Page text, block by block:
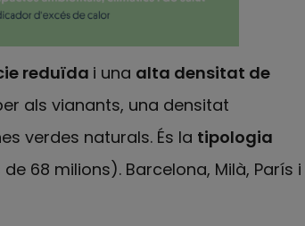
reduïda i una alta densitat de
als vianants, una densitat
verdes naturals. És la tipologia
68 milions). Barcelona, Milà, París i